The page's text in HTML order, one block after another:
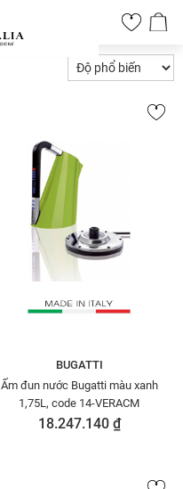
0
BUGATTI
Ấm đun nước Bugatti màu xanh
1,75L, code 14-VERACM
18.247.140 ₫